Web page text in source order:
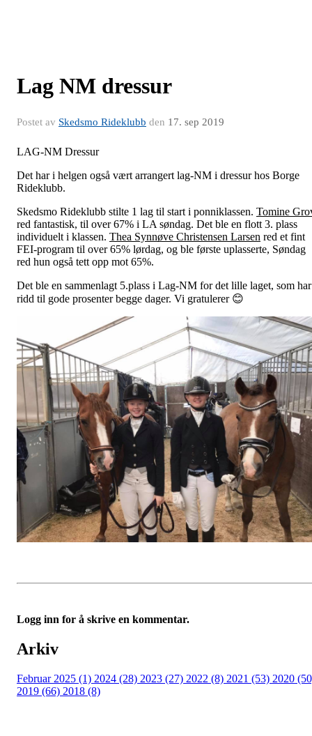
Lag NM dressur
Postet av Skedsmo Rideklubb den 17. sep 2019
LAG-NM Dressur
Det har i helgen også vært arrangert lag-NM i dressur hos Borge
Rideklubb.
Skedsmo Rideklubb stilte 1 lag til start i ponniklassen. Tomine
red fantastisk, til over 67% i LA søndag. Det ble en flott 3. plass
individuelt i klassen. Thea Synnøve Christensen Larsen red et fint
FEI-program til over 65% lørdag, og ble første uplasserte, Søndag
red hun også tett opp mot 65%.
Det ble en sammenlagt 5.plass i Lag-NM for det lille laget, som har
ridd til gode prosenter begge dager. Vi gratulerer 😊
Logg inn for å skrive en kommentar.
Arkiv
Februar 2025 (1) 2024 (28) 2023 (27) 2022 (8) 2021 (53) 2020
2019 (66) 2018 (8)